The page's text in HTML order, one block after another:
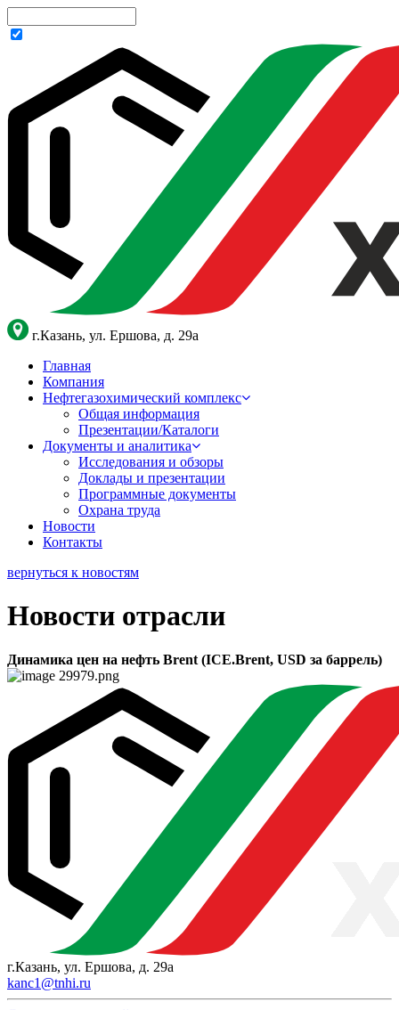
г.Казань, ул. Ершова, д. 29а
Главная
Компания
Нефтегазохимический комплекс
Общая информация
Презентации/Каталоги
Документы и аналитика
Исследования и обзоры
Доклады и презентации
Программные документы
Охрана труда
Новости
Контакты
вернуться к новостям
Новости отрасли
Динамика цен на нефть Brent (ICE.Brent, USD за баррель)
г.Казань, ул. Ершова, д. 29а
kanc1@tnhi.ru